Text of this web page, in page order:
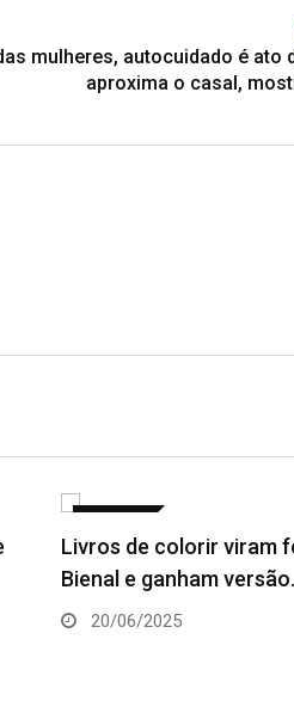
mulheres, autocuidado é ato
aproxima o casal,
Livros de colorir viram
Bienal e ganham
20/06/2025